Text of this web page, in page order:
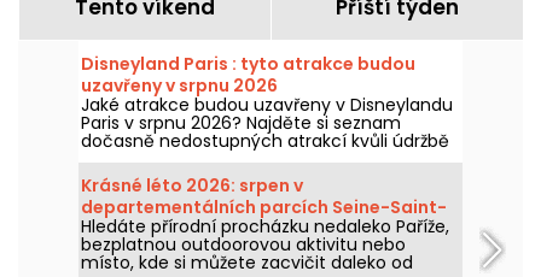
Tento víkend Příští týden
Disneyland Paris : tyto atrakce budou
uzavřeny v srpnu 2026
Jaké atrakce budou uzavřeny v Disneylandu
Paris v srpnu 2026? Najděte si seznam
dočasně nedostupných atrakcí kvůli údržbě
nebo rekonstrukci, abyste si mohli
naplánovat návštěvu v parcích Disney.
Krásné léto 2026: srpen v
departementálních parcích Seine-Saint-
Denis
Hledáte přírodní procházku nedaleko Paříže,
bezplatnou outdoorovou aktivitu nebo
místo, kde si můžete zacvičit daleko od